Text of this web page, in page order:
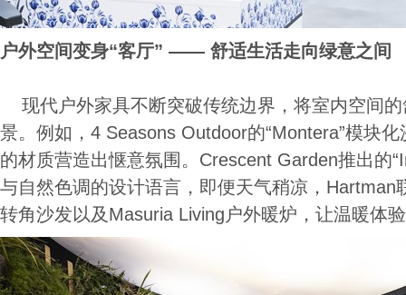
户外空间变身“客厅” —— 舒适生活走向绿意之间
现代户外家具不断突破传统边界，将室内空间
景。例如，4 Seasons Outdoor的“Montera”模块
的材质营造出惬意氛围。Crescent Garden推出的
与自然色调的设计语言，即便天气稍凉，Hartman
转角沙发以及Masuria Living户外暖炉，让温暖体